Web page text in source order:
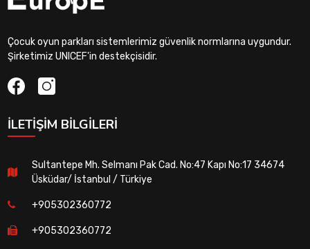
Çocuk oyun parkları sistemlerimiz güvenlik normlarına uygundur.
Şirketimiz UNICEF'in destekçisidir.
İLETIŞIM BILGILERI
Sultantepe Mh. Selmanı Pak Cad. No:47 Kapı No:17 34674
Üsküdar/ İstanbul / Türkiye
+905302360772
+905302360772